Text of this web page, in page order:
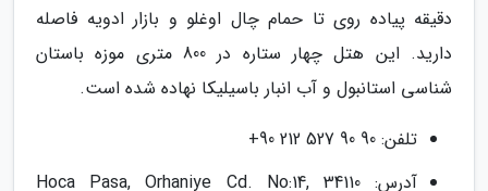
دقیقه پیاده روی تا حمام چال اوغلو و بازار ادویه فاصله
دارید. این هتل چهار ستاره در 800 متری موزه باستان
شناسی استانبول و آب انبار باسیلیکا نهاده شده است.
تلفن: 90 90 527 212 90+
آدرس: Hoca Pasa, Orhaniye Cd. No:14, 34110